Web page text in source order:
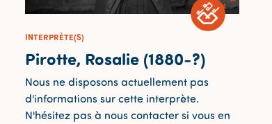
INTERPRÈTE(S)
Pirotte, Rosalie (1880-?)
Nous ne disposons actuellement pas
d'informations sur cette interprète.
N'hésitez pas à nous contacter si vous en